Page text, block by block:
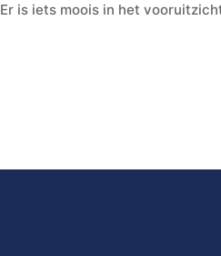
Er is iets moois in het